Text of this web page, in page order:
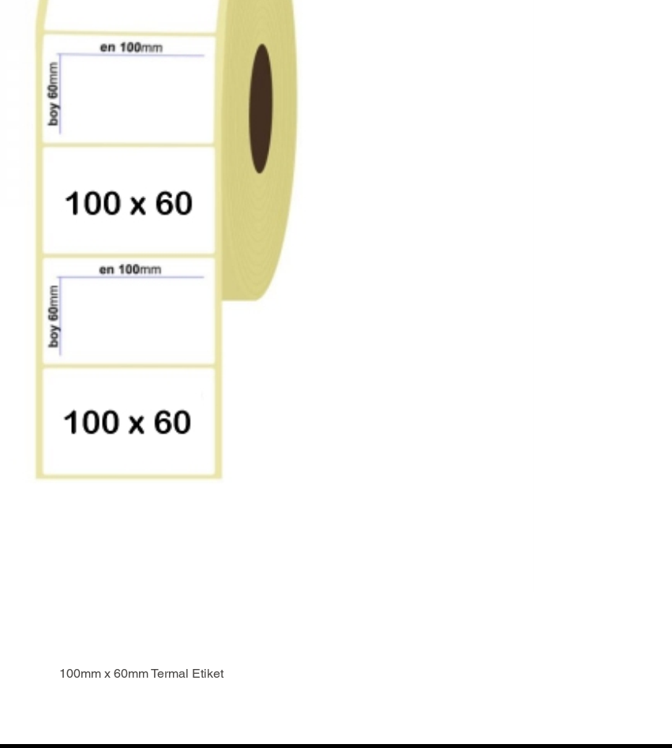
100mm x 60mm Termal Etiket